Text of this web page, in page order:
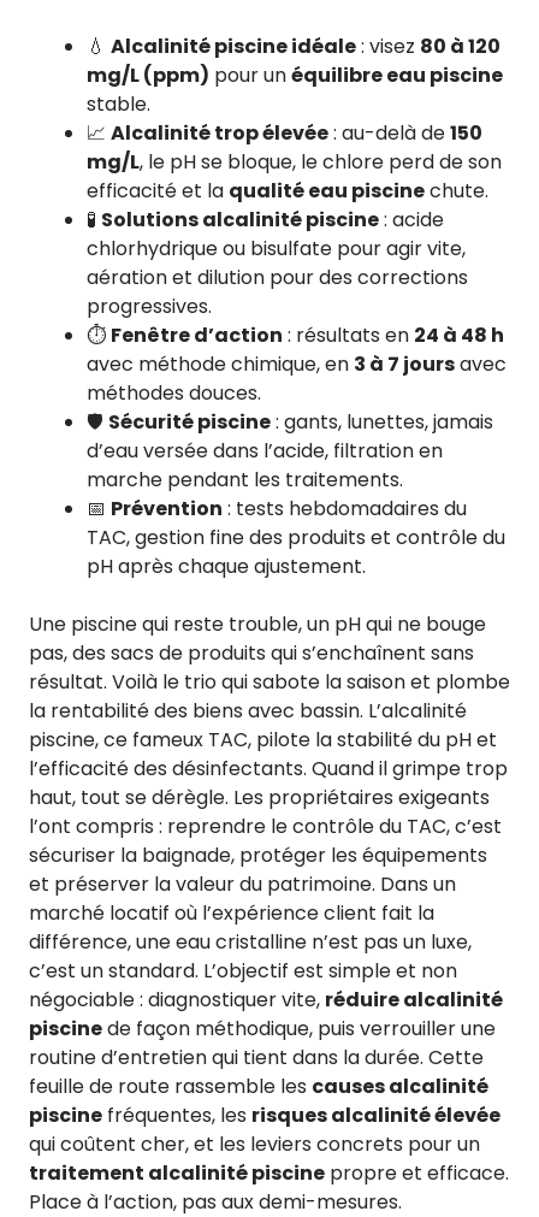
💧 Alcalinité piscine idéale: visez 80 à 120
mg/L (ppm) pour unéquilibre eau piscine
stable.
📈 Alcalinité trop élevée: au-delà de150
mg/L, le pH se bloque, le chlore perd de son
efficacité et la qualité eau piscinechute.
🧪 Solutions alcalinité piscine: acide
chlorhydrique ou bisulfate pour agir vite,
aération et dilution pour des corrections
progressives.
⏱️ Fenêtre d’action : résultats en 24 à 48 h
avec méthode chimique, en 3 à 7 joursavec
méthodes douces.
🛡️ Sécurité piscine: gants, lunettes, jamais
d’eau versée dans l’acide, filtration en
marche pendant les traitements.
📅 Prévention : tests hebdomadaires du
TAC, gestion fine des produits et contrôle du
pH après chaque ajustement.
Une piscine qui reste trouble, un pH qui ne bouge
pas, des sacs de produits qui s’enchaînent sans
résultat. Voilà le trio qui sabote la saison et plombe
la rentabilité des biens avec bassin. L’alcalinité
piscine, ce fameux TAC, pilote la stabilité du pH et
l’efficacité des désinfectants. Quand il grimpe trop
haut, tout se dérègle. Les propriétaires exigeants
l’ont compris : reprendre le contrôle du TAC, c’est
sécuriser la baignade, protéger les équipements
et préserver la valeur du patrimoine. Dans un
marché locatif où l’expérience client fait la
différence, une eau cristalline n’est pas un luxe,
c’est un standard. L’objectif est simple et non
négociable : diagnostiquer vite, réduire alcalinité
piscinede façon méthodique, puis verrouiller une
routine d’entretien qui tient dans la durée. Cette
feuille de route rassemble les causes alcalinité
piscine fréquentes, les risques alcalinité élevée
qui coûtent cher, et les leviers concrets pour un
traitement alcalinité piscine propre et efficace.
Place à l’action, pas aux demi-mesures.